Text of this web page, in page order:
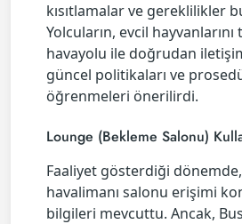
kısıtlamalar ve gereklilikler
Yolcuların, evcil
havayolu ile doğrudan
güncel politikaları ve
öğrenmeleri önerilirdi.
Lounge (Bekleme Salonu)
Faaliyet gösterdiği
havalimanı salonu erişimi
bilgileri mevcuttu. Ancak,